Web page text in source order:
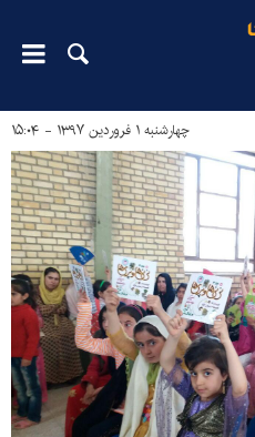
چهارشنبه ۱ فروردین ۱۳۹۷ - ۱۵:۰۴